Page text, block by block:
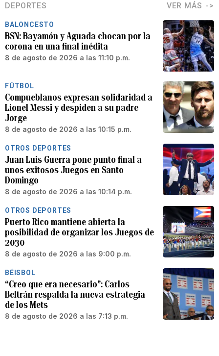
DEPORTES VER MÁS
BALONCESTO
BSN: Bayamón y Aguada chocan por la
corona en una final inédita
8 de agosto de 2026 a las 11:10 p.m.
FÚTBOL
Compueblanos expresan solidaridad a
Lionel Messi y despiden a su padre
Jorge
8 de agosto de 2026 a las 10:15 p.m.
OTROS DEPORTES
Juan Luis Guerra pone punto final a
unos exitosos Juegos en Santo
Domingo
8 de agosto de 2026 a las 10:14 p.m.
OTROS DEPORTES
Puerto Rico mantiene abierta la
posibilidad de organizar los Juegos de
2030
8 de agosto de 2026 a las 9:00 p.m.
BÉISBOL
“Creo que era necesario”: Carlos
Beltrán respalda la nueva estrategia
de los Mets
8 de agosto de 2026 a las 7:13 p.m.